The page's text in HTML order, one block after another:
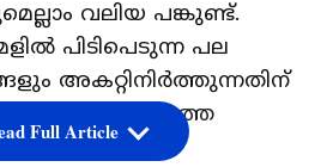
വലിയ പങ്കുണ്ട്.
പിടിപെടുന്ന പല
അകറ്റിനിര്‍ത്തുന്നതിന്
പാനീയത്തെ
Full Article